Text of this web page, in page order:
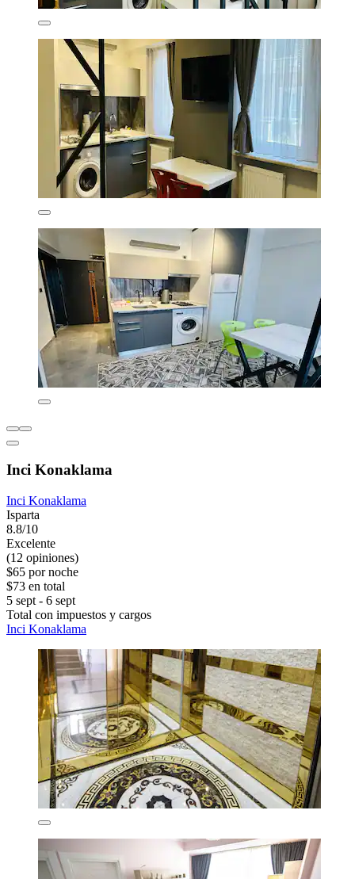
Inci Konaklama
Inci Konaklama
Isparta
8.8/10
Excelente
(12 opiniones)
$65 por noche
$73 en total
5 sept - 6 sept
Total con impuestos y cargos
Inci Konaklama